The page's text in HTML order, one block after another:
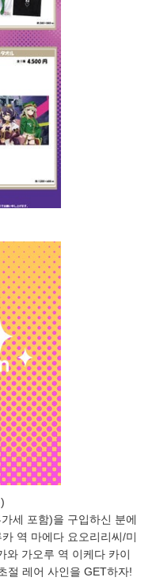
세 포함)을 구입하신 분에
역 마에다 요오리리씨/미
와 가오루 역 이케다 카이
절 레어 사인을 GET하자!